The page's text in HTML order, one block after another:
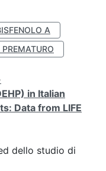
A
in Italian
Data from LIFE
dello studio di